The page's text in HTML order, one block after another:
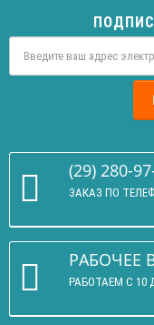
(29) 280-
ЗАКАЗ ПО
РАБОЧЕЕ
РАБОТАЕМ С 10